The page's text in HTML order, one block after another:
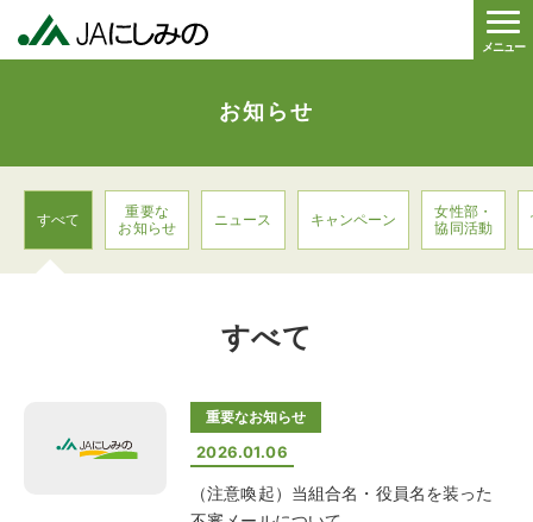
メニュー
お知らせ
すべて
重要な
お知らせ
ニュース キャンペーン
女性部・
協同活動
すべて
重要なお知らせ
2026.01.06
（注意喚起）当組合名・役員名を装った